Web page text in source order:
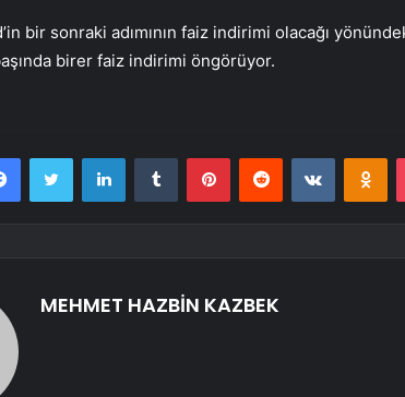
bir sonraki adımının faiz indirimi olacağı
birer faiz indirimi öngörüyor.
FacebookTwitter LinkedInTumblr PinterestReddit VKontakte
MEHMET HAZBİN KAZBEK